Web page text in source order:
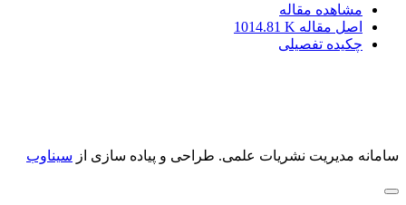
مشاهده مقاله
اصل مقاله 1014.81 K
چکیده تفصیلی
سامانه مدیریت نشریات علمی. طراحی و پیاده سازی از سیناوب